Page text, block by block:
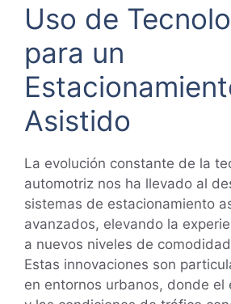
Uso de
para un
Asistido
La evolución constante de la
automotriz nos ha llevado al
sistemas de estacionamiento
avanzados, elevando la
a nuevos niveles de
Estas innovaciones son
en entornos urbanos, donde el